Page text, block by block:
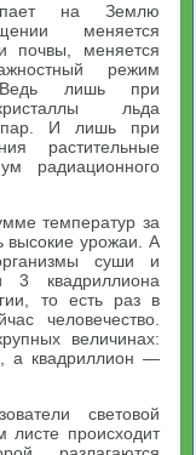
на Землю
меняется
почвы, меняется
режим
Ведь лишь при
льда
пар. И лишь при
растительные
радиационного
температур за
высокие урожаи. А
суши и
3 квадриллиона
то есть раз в
человечество.
величинах:
а квадриллион —
световой
листе происходит